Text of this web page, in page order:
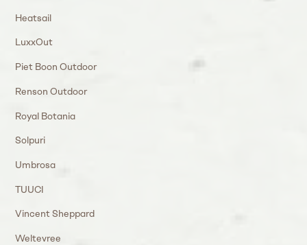
Heatsail
LuxxOut
Piet Boon Outdoor
Renson Outdoor
Royal Botania
Solpuri
Umbrosa
TUUCI
Vincent Sheppard
Weltevree